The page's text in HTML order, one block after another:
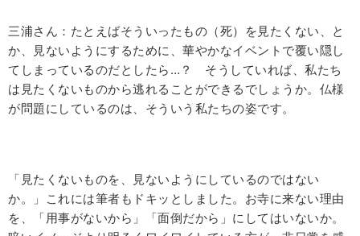
三浦さん：たとえばそういったもの（死）を見たくない、と
か、見ないようにするために、華やかなイベントで覆い隠し
てしまっているのだとしたら…？ そうしていれば、私たち
は見たくないものから逃れることができるでしょうか。仏様
が問題にしているのは、そういう私たちの姿です。
「見たくないものを、見ないようにしているのではない
か。」これには筆者もドキッとしました。お寺に来ない理由
を、「用事がないから」「面倒だから」にしてはいないか。